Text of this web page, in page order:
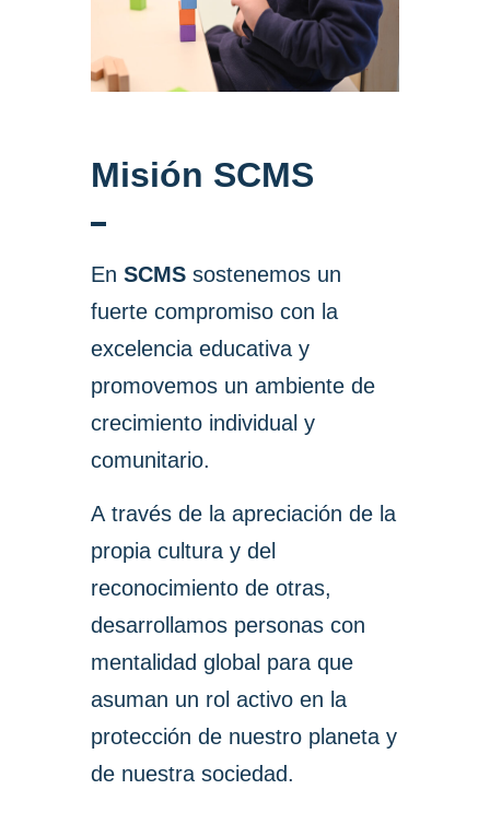
Misión SCMS
En SCMS sostenemos un
fuerte compromiso con la
excelencia educativa y
promovemos un ambiente de
crecimiento individual y
comunitario.
A través de la apreciación de la
propia cultura y del
reconocimiento de otras,
desarrollamos personas con
mentalidad global para que
asuman un rol activo en la
protección de nuestro planeta y
de nuestra sociedad.